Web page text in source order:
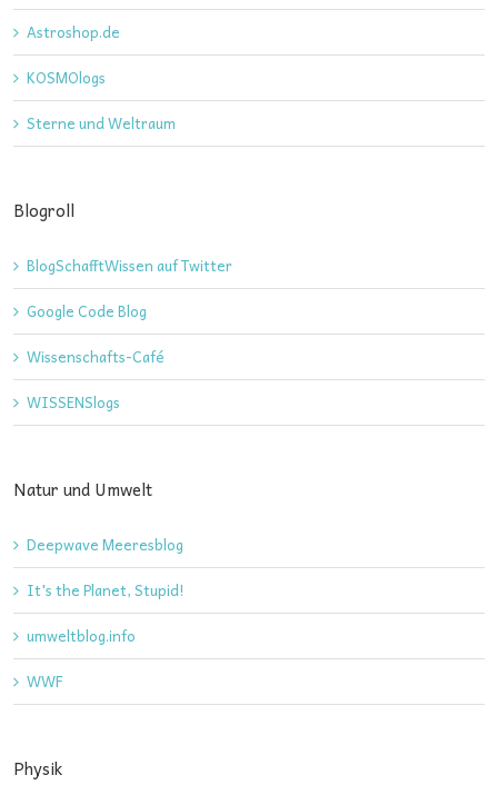
Astroshop.de
KOSMOlogs
Sterne und Weltraum
Blogroll
BlogSchafftWissen auf Twitter
Google Code Blog
Wissenschafts-Café
WISSENSlogs
Natur und Umwelt
Deepwave Meeresblog
It's the Planet, Stupid!
umweltblog.info
WWF
Physik